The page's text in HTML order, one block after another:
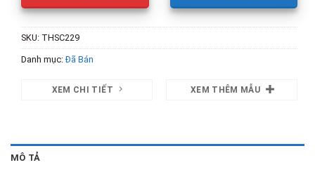
SKU: THSC229
Danh mục:Đã Bán
XEM CHI TIẾT XEM THÊM MẪU
MÔ TẢ